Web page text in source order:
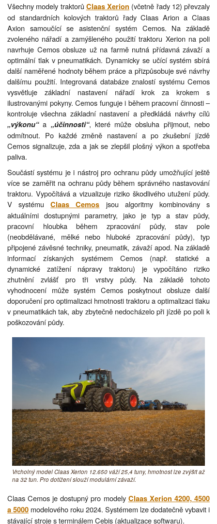
Všechny modely traktorů Claas Xerion (včetně řady 12) převzaly
od standardních kolových traktorů řady Claas Arion a Claas
Axion samoučící se asistenční systém Cemos. Na základě
zvoleného nářadí a zamýšleného použití traktoru Xerion na poli
navrhuje Cemos obsluze už na farmě nutná přídavná závaží a
optimální tlak v pneumatikách. Dynamicky se učící systém sbírá
další naměřené hodnoty během práce a přizpůsobuje své návrhy
dalšímu použití. Integrovaná databáze znalostí systému Cemos
vysvětluje základní nastavení nářadí krok za krokem s
ilustrovanými pokyny. Cemos funguje i během pracovní činnosti –
kontroluje všechna základní nastavení a předkládá návrhy cílů
„výkonu“a „účinnosti“, které může obsluha přijmout, nebo
odmítnout. Po každé změně nastavení a po zkušební jízdě
Cemos signalizuje, zda a jak se zlepšil plošný výkon a spotřeba
paliva.
Součástí systému je i nástroj pro ochranu půdy umožňující ještě
více se zaměřit na ochranu půdy během správného nastavování
traktoru. Vypočítává a vizualizuje riziko škodlivého utužení půdy.
V systémuClaas Cemos jsou algoritmy kombinovány s
aktuálními dostupnými parametry, jako je typ a stav půdy,
pracovní hloubka během zpracování půdy, stav pole
(neobdělávané, mělké nebo hluboké zpracování půdy), typ
připojené závěsné techniky, pneumatik, závaží apod. Na základě
informací získaných systémem Cemos (např. statické a
dynamické zatížení nápravy traktoru) je vypočítáno riziko
zhutnění zvlášť pro tři vrstvy půdy. Na základě tohoto
vyhodnocení může systém Cemos poskytnout obsluze další
doporučení pro optimalizaci hmotnosti traktoru a optimalizaci tlaku
v pneumatikách tak, aby zbytečně nedocházelo při jízdě po poli k
poškozování půdy.
Vrcholný model Claas Xerion 12.650 váží 25,4 tuny, hmotnost lze zvýšit až
na 32 tun. Pro dotížení slouží modulární závaží.
Claas Cemos je dostupný pro modely Claas Xerion 4200, 4500
a 5000 modelového roku 2024. Systémem lze dodatečně vybavit i
stávající stroje s terminálem Cebis (aktualizace softwaru).